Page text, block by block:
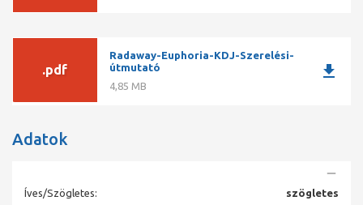
A feltüntetett ár csak a nyilóajtóra vonatkozik!
.pdf
Radaway-Euphoria-KDJ-Szerelési-
útmutató
4,85 MB
download
Adatok
Íves/Szögletes:
szögletes